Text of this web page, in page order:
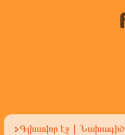
Գլխավոր էջ Նախագիծ